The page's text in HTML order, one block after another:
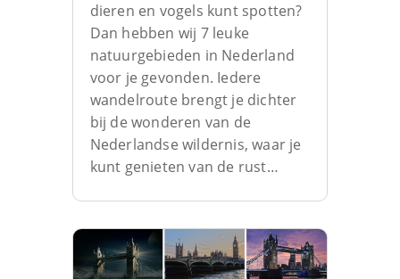
dieren en vogels kunt spotten?
Dan hebben wij 7 leuke
natuurgebieden in Nederland
voor je gevonden. Iedere
wandelroute brengt je dichter
bij de wonderen van de
Nederlandse wildernis, waar je
kunt genieten van de rust…